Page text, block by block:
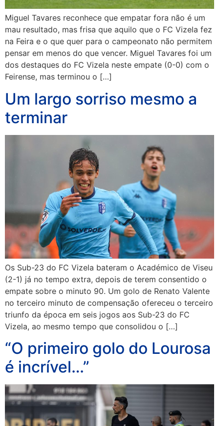
Miguel Tavares reconhece que empatar fora não é um
mau resultado, mas frisa que aquilo que o FC Vizela fez
na Feira e o que quer para o campeonato não permitem
pensar em menos do que vencer. Miguel Tavares foi um
dos destaques do FC Vizela neste empate (0-0) com o
Feirense, mas terminou o […]
Um largo sorriso mesmo a
terminar
Os Sub-23 do FC Vizela bateram o Académico de Viseu
(2-1) já no tempo extra, depois de terem consentido o
empate sobre o minuto 90. Um golo de Renato Valente
no terceiro minuto de compensação ofereceu o terceiro
triunfo da época em seis jogos aos Sub-23 do FC
Vizela, ao mesmo tempo que consolidou o […]
“O primeiro golo do Lourosa
é incrível…”